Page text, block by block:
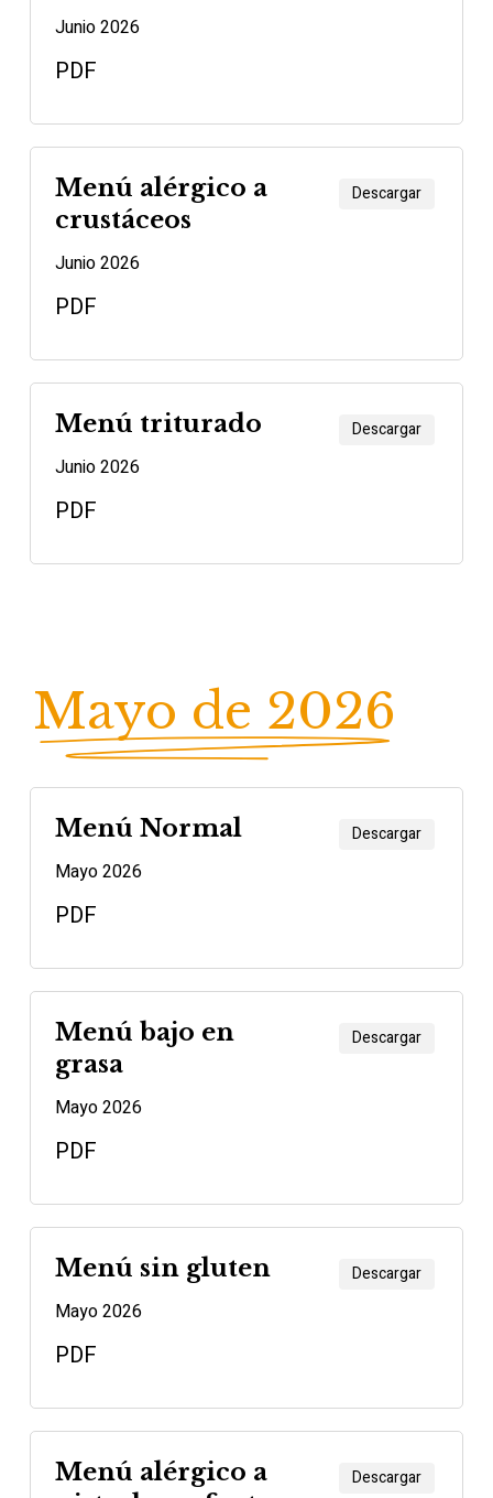
Junio 2026
PDF
Menú alérgico a
crustáceos
Junio 2026
PDF
Descargar
Menú triturado
Junio 2026
PDF
Descargar
Mayo de 2026
Menú Normal
Mayo 2026
PDF
Descargar
Menú bajo en
grasa
Mayo 2026
PDF
Descargar
Menú sin gluten
Mayo 2026
PDF
Descargar
Menú alérgico a
Descargar